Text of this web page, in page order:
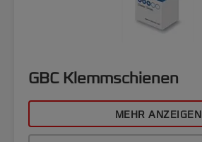
GBC Klemmschienen
MEHR ANZEIGEN